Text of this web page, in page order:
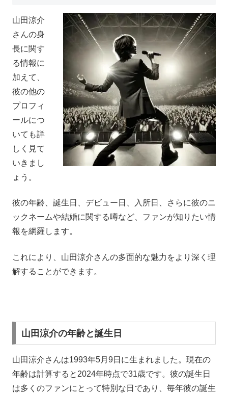
山田涼介
さんの身
長に関す
る情報に
加えて、
彼の他の
プロフィ
ールにつ
いても詳
しく見て
いきまし
ょう。
彼の年齢、誕生日、デビュー日、入所日、さらに彼のニ
ックネームや結婚に関する噂など、ファンが知りたい情
報を網羅します。
これにより、山田涼介さんの多面的な魅力をより深く理
解することができます。
山田涼介の年齢と誕生日
山田涼介さんは1993年5月9日に生まれました。現在の
年齢は計算すると2024年時点で31歳です。彼の誕生日
は多くのファンにとって特別な日であり、毎年彼の誕生